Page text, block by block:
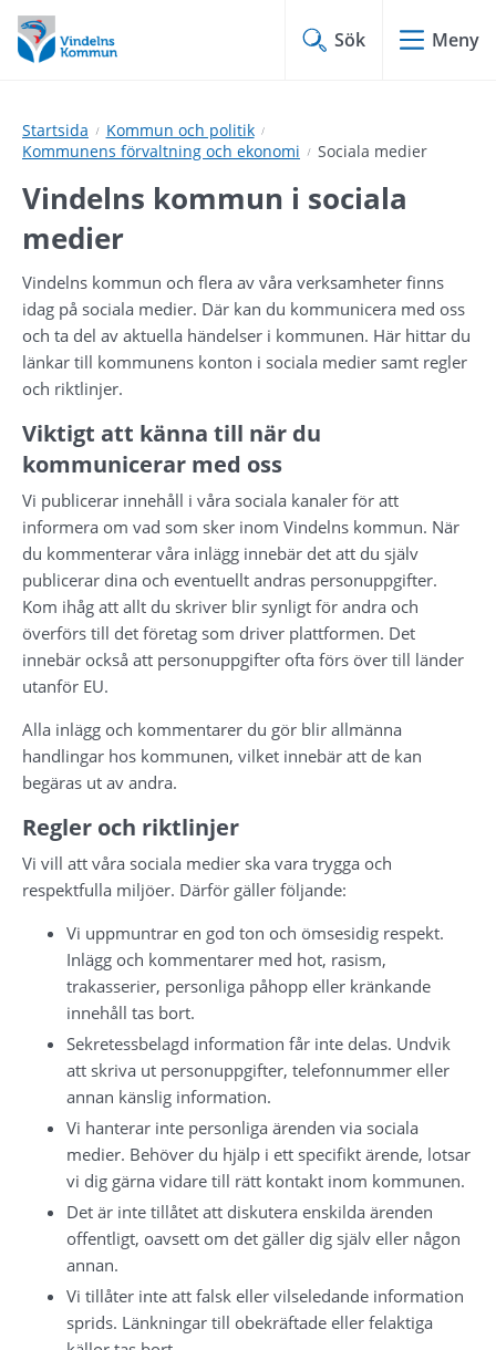
Hoppa
till
innehåll
Hoppa
till
undermeny
Sök Meny
Startsida
Kommun och politik
Kommunens förvaltning och ekonomi
Sociala medier
Vindelns kommun i sociala
medier
Vindelns kommun och flera av våra verksamheter finns
idag på sociala medier. Där kan du kommunicera med oss
och ta del av aktuella händelser i kommunen. Här hittar du
länkar till kommunens konton i sociala medier samt regler
och riktlinjer.
Viktigt att känna till när du
kommunicerar med oss
Vi publicerar innehåll i våra sociala kanaler för att
informera om vad som sker inom Vindelns kommun. När
du kommenterar våra inlägg innebär det att du själv
publicerar dina och eventuellt andras personuppgifter.
Kom ihåg att allt du skriver blir synligt för andra och
överförs till det företag som driver plattformen. Det
innebär också att personuppgifter ofta förs över till länder
utanför EU.
Alla inlägg och kommentarer du gör blir allmänna
handlingar hos kommunen, vilket innebär att de kan
begäras ut av andra.
Regler och riktlinjer
Vi vill att våra sociala medier ska vara trygga och
respektfulla miljöer. Därför gäller följande:
Vi uppmuntrar en god ton och ömsesidig respekt.
Inlägg och kommentarer med hot, rasism,
trakasserier, personliga påhopp eller kränkande
innehåll tas bort.
Sekretessbelagd information får inte delas. Undvik
att skriva ut personuppgifter, telefonnummer eller
annan känslig information.
Vi hanterar inte personliga ärenden via sociala
medier. Behöver du hjälp i ett specifikt ärende, lotsar
vi dig gärna vidare till rätt kontakt inom kommunen.
Det är inte tillåtet att diskutera enskilda ärenden
offentligt, oavsett om det gäller dig själv eller någon
annan.
Vi tillåter inte att falsk eller vilseledande information
sprids. Länkningar till obekräftade eller felaktiga